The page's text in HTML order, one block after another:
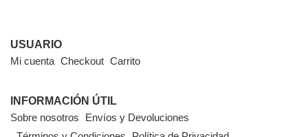
USUARIO
Mi cuenta Checkout Carrito
INFORMACIÓN ÚTIL
Sobre nosotros
Envíos y Devoluciones